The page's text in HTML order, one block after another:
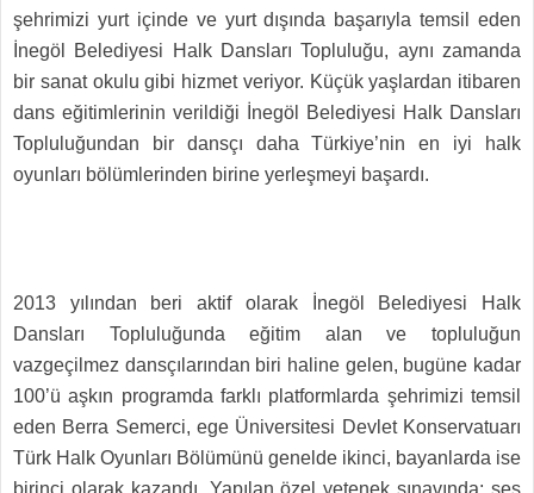
şehrimizi yurt içinde ve yurt dışında başarıyla temsil eden
İnegöl Belediyesi Halk Dansları Topluluğu, aynı zamanda
bir sanat okulu gibi hizmet veriyor. Küçük yaşlardan itibaren
dans eğitimlerinin verildiği İnegöl Belediyesi Halk Dansları
Topluluğundan bir dansçı daha Türkiye’nin en iyi halk
oyunları bölümlerinden birine yerleşmeyi başardı.
2013 yılından beri aktif olarak İnegöl Belediyesi Halk
Dansları Topluluğunda eğitim alan ve topluluğun
vazgeçilmez dansçılarından biri haline gelen, bugüne kadar
100’ü aşkın programda farklı platformlarda şehrimizi temsil
eden Berra Semerci, ege Üniversitesi Devlet Konservatuarı
Türk Halk Oyunları Bölümünü genelde ikinci, bayanlarda ise
birinci olarak kazandı. Yapılan özel yetenek sınavında; ses